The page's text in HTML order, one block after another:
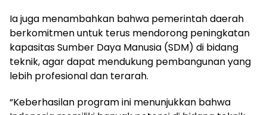
Ia juga menambahkan bahwa pemerintah daerah
berkomitmen untuk terus mendorong peningkatan
kapasitas Sumber Daya Manusia (SDM) di bidang
teknik, agar dapat mendukung pembangunan yang
lebih profesional dan terarah.
“Keberhasilan program ini menunjukkan bahwa